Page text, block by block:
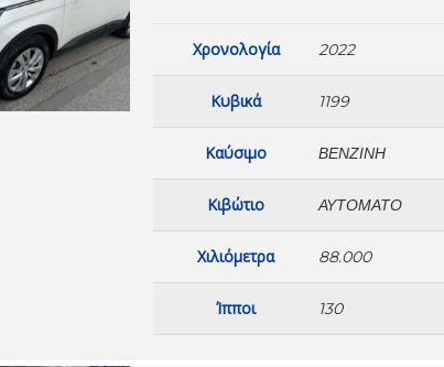
Χρονολογία 2022
Κυβικά 1199
Καύσιμο ΒΕΝΖΊΝΗ
Κιβώτιο ΑΥΤΌΜΑΤΟ
Χιλιόμετρα 88.000
Ίπποι 130